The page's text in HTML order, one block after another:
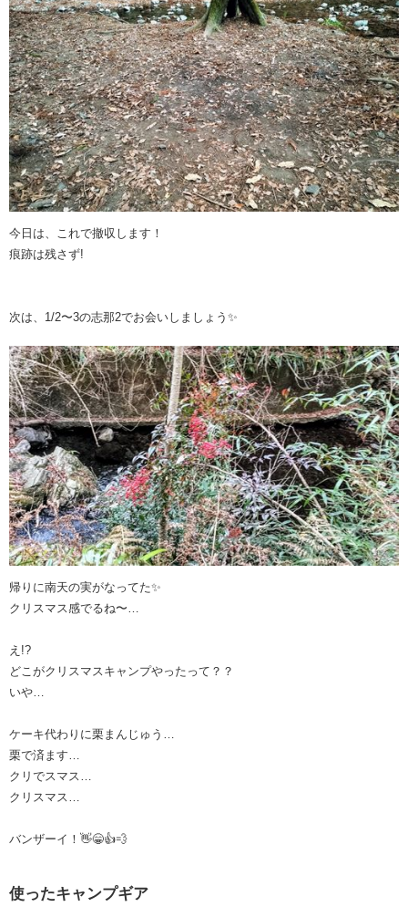
今日は、これで撤収します！
痕跡は残さず!
次は、1/2〜3の志那2でお会いしましょう✨
帰りに南天の実がなってた✨
クリスマス感でるね〜…
え!?
どこがクリスマスキャンプやったって？？
いや…
ケーキ代わりに栗まんじゅう…
栗で済ます…
クリでスマス…
クリスマス…
バンザーイ！👋😁👍💨
使ったキャンプギア